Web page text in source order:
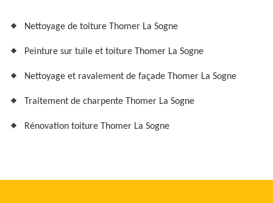
Nettoyage de toiture Thomer La Sogne
Peinture sur tuile et toiture Thomer La Sogne
Nettoyage et ravalement de façade Thomer La Sogne
Traitement de charpente Thomer La Sogne
Rénovation toiture Thomer La Sogne